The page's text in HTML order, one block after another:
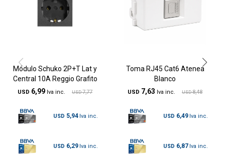
Módulo Schuko 2P+T Lat y
Central 10A Reggio Grafito
USD 6,99 USD 7,77
USD 5,94
USD 6,29
Toma RJ45 Cat6 Atenea
Blanco
USD 7,63 USD 8,48
USD 6,49
USD 6,87